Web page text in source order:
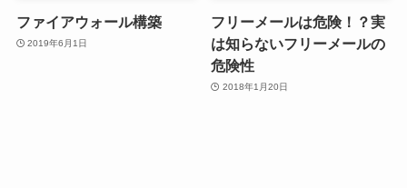
ファイアウォール構築
2019年6月1日
フリーメールは危険！？実
は知らないフリーメールの
危険性
2018年1月20日